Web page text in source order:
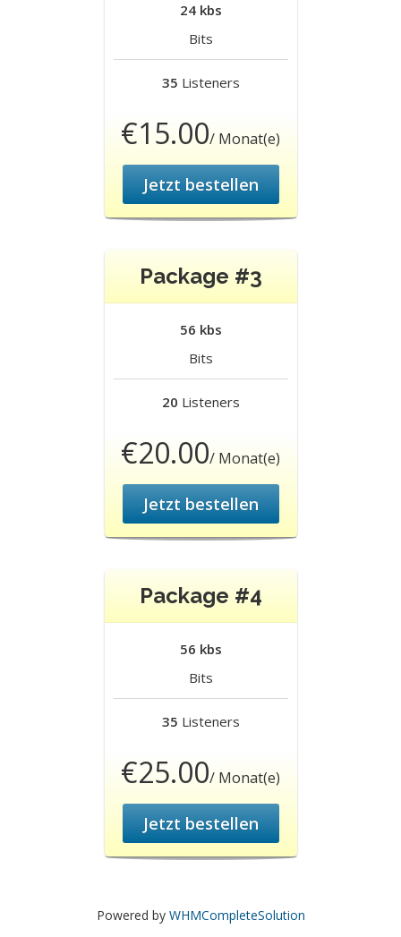
24 kbs
Bits
35 Listeners
€15.00/ Monat(e)
Jetzt bestellen
Package #3
56 kbs
Bits
20 Listeners
€20.00/ Monat(e)
Jetzt bestellen
Package #4
56 kbs
Bits
35 Listeners
€25.00/ Monat(e)
Jetzt bestellen
Powered by WHMCompleteSolution